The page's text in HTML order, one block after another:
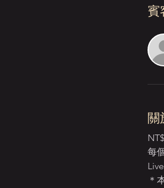
賓
關
每
＊